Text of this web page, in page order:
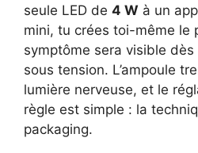
seule LED de 4 W à un
mini, tu crées toi-même le
symptôme sera visible
sous tension. L’ampoule
lumière nerveuse, et le
règle est simple : la
packaging.